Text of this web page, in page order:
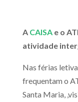
A CAISAe o
atividade
Nas férias
frequentam o
Santa Maria,